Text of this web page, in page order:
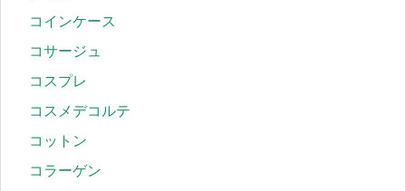
コインケース
コサージュ
コスプレ
コスメデコルテ
コットン
コラーゲン